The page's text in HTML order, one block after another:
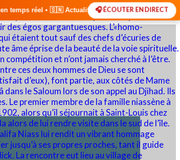
du Sénégal • 🌍 Actualités🎧 ÉCOUTER EN DIRECT